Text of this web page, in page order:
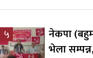
५
नेकपा
भेला